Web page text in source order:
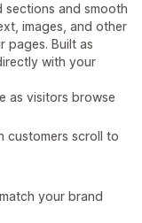
sections and smooth
images, and other
pages. Built as
with your
as visitors browse
customers scroll to
your brand